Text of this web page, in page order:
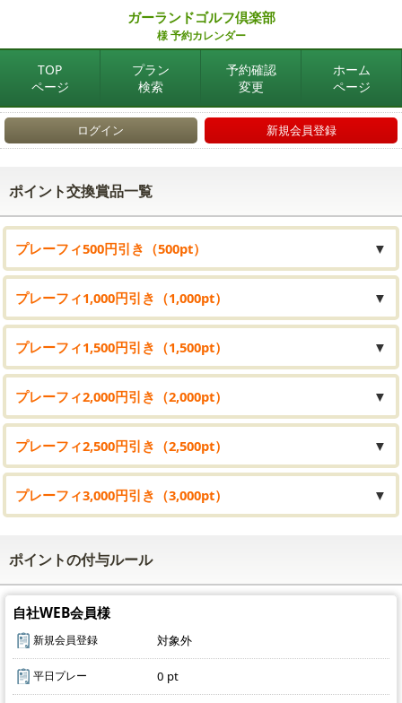
ガーランドゴルフ倶楽部
様 予約カレンダー
TOP
ページ
プラン
検索
予約確認
変更
ホーム
ページ
ログイン 新規会員登録
ポイント交換賞品一覧
プレーフィ500円引き（500pt） ▼
プレーフィ1,000円引き（1,000pt） ▼
プレーフィ1,500円引き（1,500pt） ▼
プレーフィ2,000円引き（2,000pt） ▼
プレーフィ2,500円引き（2,500pt） ▼
プレーフィ3,000円引き（3,000pt） ▼
ポイントの付与ルール
自社WEB会員様
新規会員登録 対象外
平日プレー 0 pt